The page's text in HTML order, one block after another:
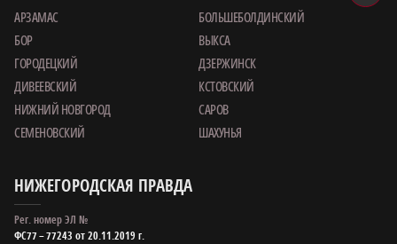
АРЗАМАС
БОЛЬШЕБОЛДИНСКИЙ
БОР
ВЫКСА
ГОРОДЕЦКИЙ
ДЗЕРЖИНСК
ДИВЕЕВСКИЙ
КСТОВСКИЙ
НИЖНИЙ НОВГОРОД
САРОВ
СЕМЕНОВСКИЙ
ШАХУНЬЯ
НИЖЕГОРОДСКАЯ ПРАВДА
Рег. номер ЭЛ №
ФС77 – 77243 от 20.11.2019 г.